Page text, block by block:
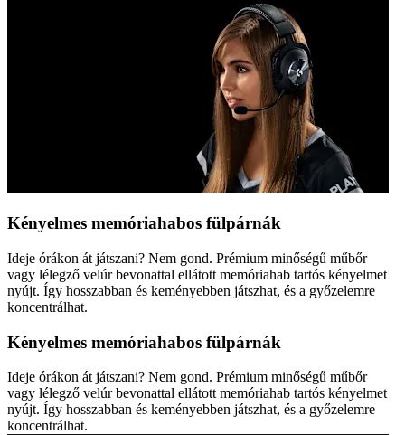
Kényelmes memóriahabos fülpárnák
Ideje órákon át játszani? Nem gond. Prémium minőségű műbőr
vagy lélegző velúr bevonattal ellátott memóriahab tartós kényelmet
nyújt. Így hosszabban és keményebben játszhat, és a győzelemre
koncentrálhat.
Kényelmes memóriahabos fülpárnák
Ideje órákon át játszani? Nem gond. Prémium minőségű műbőr
vagy lélegző velúr bevonattal ellátott memóriahab tartós kényelmet
nyújt. Így hosszabban és keményebben játszhat, és a győzelemre
koncentrálhat.